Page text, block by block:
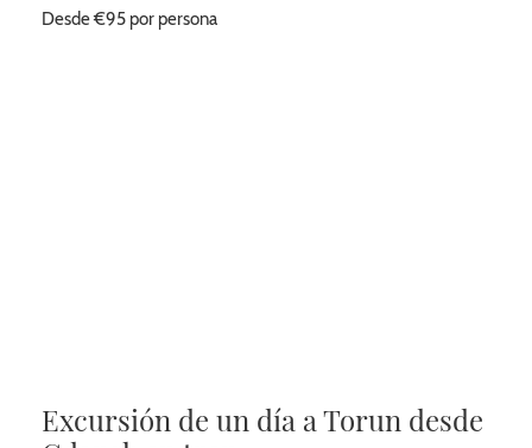
Desde €95 por persona
Excursión de un día a Torun desde